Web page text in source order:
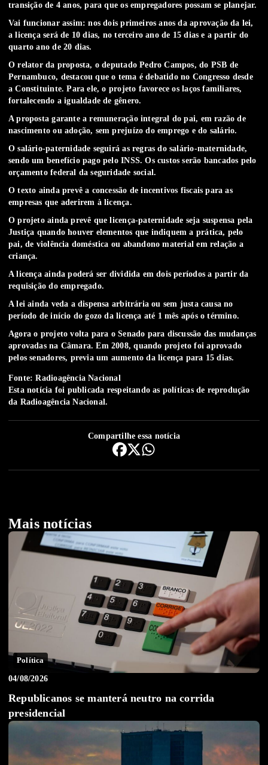
transição de 4 anos, para que os empregadores possam se planejar.
Vai funcionar assim: nos dois primeiros anos da aprovação da lei,
a licença será de 10 dias, no terceiro ano de 15 dias e a partir do
quarto ano de 20 dias.
O relator da proposta, o deputado Pedro Campos, do PSB de
Pernambuco, destacou que o tema é debatido no Congresso desde
a Constituinte. Para ele, o projeto favorece os laços familiares,
fortalecendo a igualdade de gênero.
A proposta garante a remuneração integral do pai, em razão de
nascimento ou adoção, sem prejuízo do emprego e do salário.
O salário-paternidade seguirá as regras do salário-maternidade,
sendo um benefício pago pelo INSS. Os custos serão bancados pelo
orçamento federal da seguridade social.
O texto ainda prevê a concessão de incentivos fiscais para as
empresas que aderirem à licença.
O projeto ainda prevê que licença-paternidade seja suspensa pela
Justiça quando houver elementos que indiquem a prática, pelo
pai, de violência doméstica ou abandono material em relação a
criança.
A licença ainda poderá ser dividida em dois períodos a partir da
requisição do empregado.
A lei ainda veda a dispensa arbitrária ou sem justa causa no
período de início do gozo da licença até 1 mês após o término.
Agora o projeto volta para o Senado para discussão das mudanças
aprovadas na Câmara. Em 2008, quando projeto foi aprovado
pelos senadores, previa um aumento da licença para 15 dias.
Fonte: Radioagência Nacional
Esta notícia foi publicada respeitando as políticas de reprodução
da Radioagência Nacional.
Compartilhe essa notícia
Mais notícias
Política
04/08/2026
Republicanos se manterá neutro na corrida
presidencial